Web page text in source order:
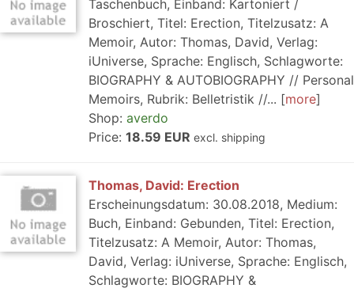
Taschenbuch, Einband: Kartoniert /
Broschiert, Titel: Erection, Titelzusatz: A
Memoir, Autor: Thomas, David, Verlag:
iUniverse, Sprache: Englisch, Schlagworte:
BIOGRAPHY & AUTOBIOGRAPHY // Personal
Memoirs, Rubrik: Belletristik //...
more
Shop: averdo
Price: 18.59 EUR excl. shipping
Thomas, David: Erection
Erscheinungsdatum: 30.08.2018, Medium:
Buch, Einband: Gebunden, Titel: Erection,
Titelzusatz: A Memoir, Autor: Thomas,
David, Verlag: iUniverse, Sprache: Englisch,
Schlagworte: BIOGRAPHY &